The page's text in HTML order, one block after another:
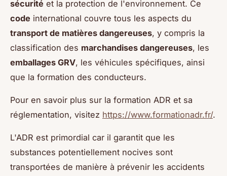
sécurité et la protection de l'environnement. Ce
code international couvre tous les aspects du
transport de matières dangereuses, y compris la
classification des marchandises dangereuses, les
emballages GRV, les véhicules spécifiques, ainsi
que la formation des conducteurs.
Pour en savoir plus sur la formation ADR et sa
réglementation, visitez https://www.formationadr.fr/.
L'ADR est primordial car il garantit que les
substances potentiellement nocives sont
transportées de manière à prévenir les accidents